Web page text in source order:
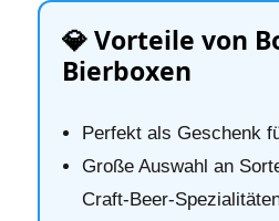
💎 Vorteile von
Bierboxen
Perfekt als Geschenk
Große Auswahl an